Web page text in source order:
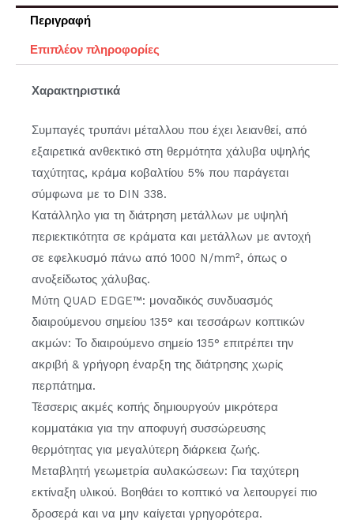
Περιγραφή
Επιπλέον πληροφορίες
Χαρακτηριστικά
Συμπαγές τρυπάνι μέταλλου που έχει λειανθεί, από
εξαιρετικά ανθεκτικό στη θερμότητα χάλυβα υψηλής
ταχύτητας, κράμα κοβαλτίου 5% που παράγεται
σύμφωνα με το DIN 338.
Κατάλληλο για τη διάτρηση μετάλλων με υψηλή
περιεκτικότητα σε κράματα και μετάλλων με αντοχή
σε εφελκυσμό πάνω από 1000 N/mm², όπως ο
ανοξείδωτος χάλυβας.
Μύτη QUAD EDGE™: μοναδικός συνδυασμός
διαιρούμενου σημείου 135° και τεσσάρων κοπτικών
ακμών: Το διαιρούμενο σημείο 135° επιτρέπει την
ακριβή & γρήγορη έναρξη της διάτρησης χωρίς
περπάτημα.
Τέσσερις ακμές κοπής δημιουργούν μικρότερα
κομματάκια για την αποφυγή συσσώρευσης
θερμότητας για μεγαλύτερη διάρκεια ζωής.
Μεταβλητή γεωμετρία αυλακώσεων: Για ταχύτερη
εκτίναξη υλικού. Βοηθάει το κοπτικό να λειτουργεί πιο
δροσερά και να μην καίγεται γρηγορότερα.